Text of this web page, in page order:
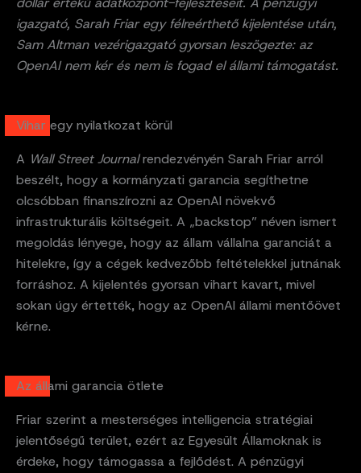
igazgató, Sarah Friar egy félreérthető kijelentése után,
Sam Altman vezérigazgató gyorsan leszögezte: az
OpenAI nem kér és nem is fogad el állami támogatást.
Vihar egy nyilatkozat körül
A Wall Street Journalrendezvényén Sarah Friar arról
beszélt, hogy a kormányzati garancia segíthetne
olcsóbban finanszírozni az OpenAI növekvő
infrastrukturális költségeit. A „backstop” néven ismert
megoldás lényege, hogy az állam vállalna garanciát a
hitelekre, így a cégek kedvezőbb feltételekkel jutnának
forráshoz. A kijelentés gyorsan vihart kavart, mivel
sokan úgy értették, hogy az OpenAI állami mentőövet
kérne.
Az állami garancia ötlete
Friar szerint a mesterséges intelligencia stratégiai
jelentőségű terület, ezért az Egyesült Államoknak is
érdeke, hogy támogassa a fejlődést. A pénzügyi